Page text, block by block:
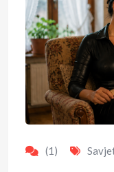
(1)